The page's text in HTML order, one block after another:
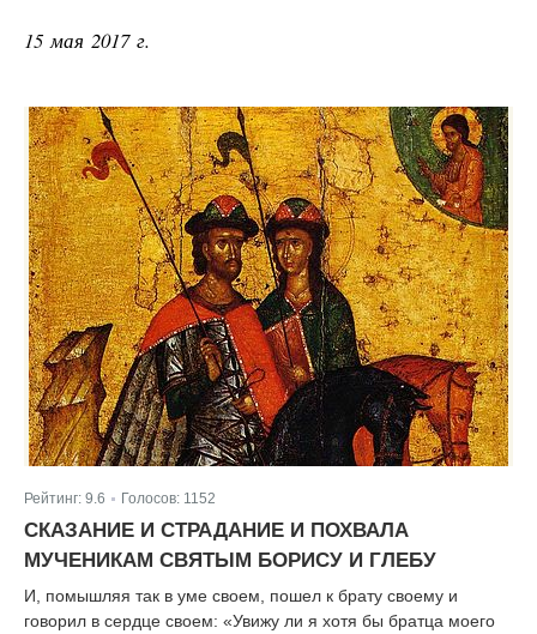
15 мая 2017 г.
Рейтинг: 9.6 Голосов: 1152
СКАЗАНИЕ И СТРАДАНИЕ И ПОХВАЛА
МУЧЕНИКАМ СВЯТЫМ БОРИСУ И ГЛЕБУ
И, помышляя так в уме своем, пошел к брату своему и
говорил в сердце своем: «Увижу ли я хотя бы братца моего